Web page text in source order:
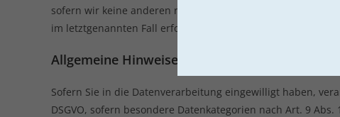
sofern wir keine anderen rechtlich zulässigen Gründe für
im letztgenannten Fall erfolgt die Löschung nach Fortfall
Allgemeine Hinweise zu den
Sofern Sie in die Datenverarbeitung eingewilligt haben,
DSGVO, sofern besondere Datenkategorien nach Art. 9